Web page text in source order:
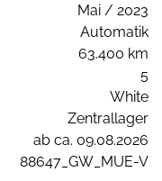
Mai / 2023
Automatik
63.400 km
5
White
Zentrallager
ab ca. 09.08.2026
88647_GW_MUE-V